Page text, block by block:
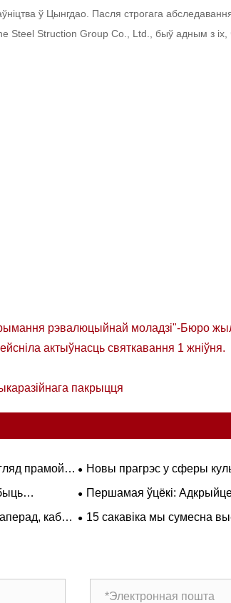
ў Цынгдао. Пасля строгага
Steel Struction Group Co., Ltd., быў адным з іх,
рэвалюцыйнай моладзі"-Бюро
актыўнасць святкавання 1 жніўня.
пакрыцця
прамой
Новы прагрэс у сферы
вам спачатку даследаваць
тэматыку.
EiHe
Першамая ўцёкі:
славутасці з Eihe
каб
15 сакавіка мы сумесна